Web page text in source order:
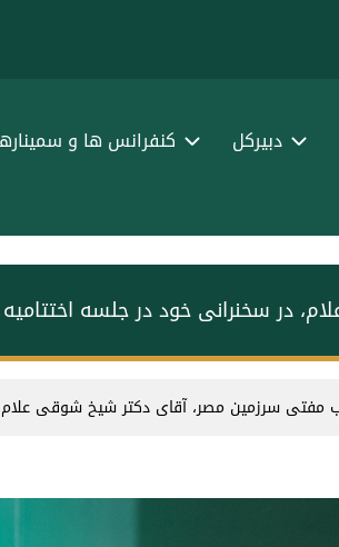
دبیرکل کنفرانس ها و
در سخنرانی خود در جلسه
مفتی سرزمین مصر، آقای دکتر شیخ شوقی